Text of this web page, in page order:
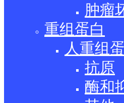
肿瘤
重组蛋白
人重组
抗原
酶和